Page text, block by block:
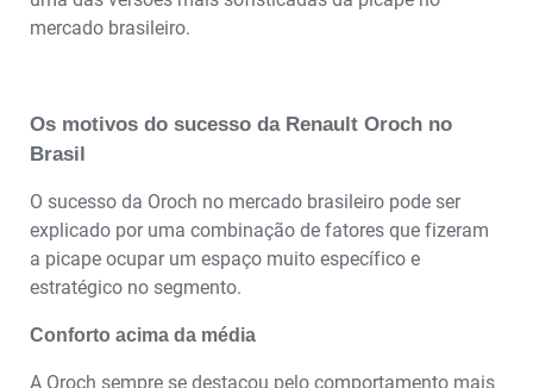
mercado brasileiro.
Os motivos do sucesso da Renault Oroch no
Brasil
O sucesso da Oroch no mercado brasileiro pode ser
explicado por uma combinação de fatores que fizeram
a picape ocupar um espaço muito específico e
estratégico no segmento.
Conforto acima da média
A Oroch sempre se destacou pelo comportamento mais